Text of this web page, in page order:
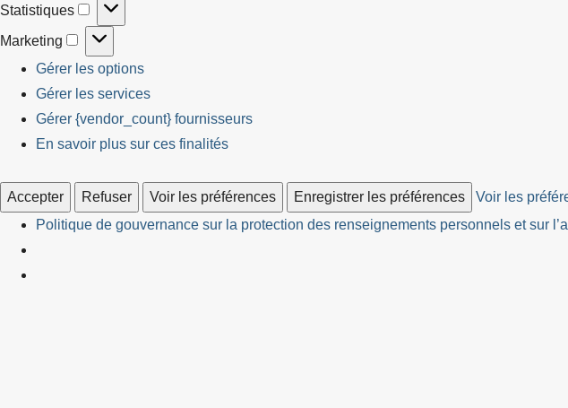
Statistiques
Statistiques
Marketing
Marketing
Gérer les options
Gérer les services
Gérer {vendor_count} fournisseurs
En savoir plus sur ces finalités
Accepter Refuser Voir les préférences Enregistrer les préférences
Voir les
Politique de gouvernance sur la protection des renseignements personnels et sur